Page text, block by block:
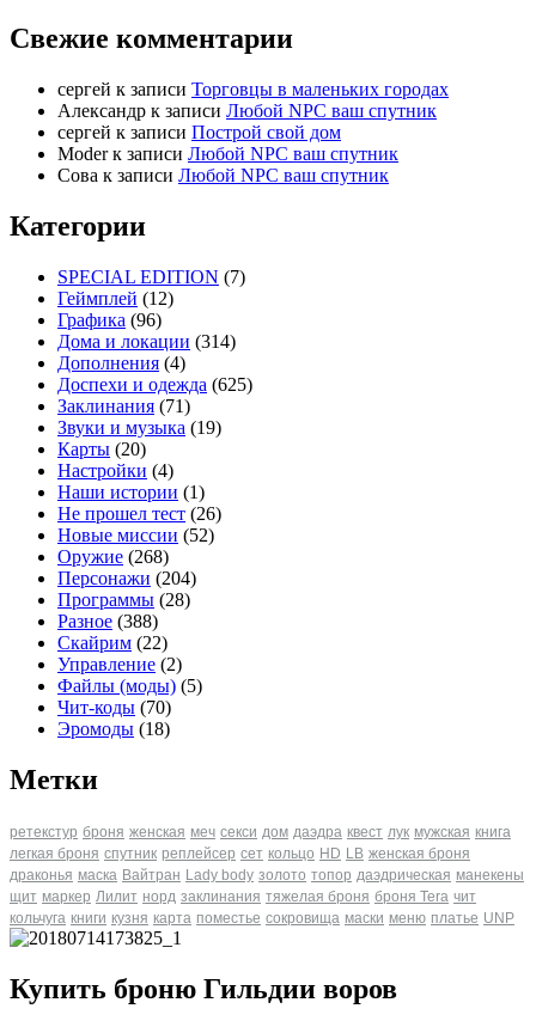
Свежие комментарии
cергей к записи Торговцы в маленьких городах
Александр к записи Любой NPC ваш спутник
cергей к записи Построй свой дом
Moderк записи Любой NPC ваш спутник
Сова к записи Любой NPC ваш спутник
Категории
SPECIAL EDITION (7)
Геймплей (12)
Графика (96)
Дома и локации (314)
Дополнения (4)
Доспехи и одежда (625)
Заклинания (71)
Звуки и музыка (19)
Карты (20)
Настройки (4)
Наши истории (1)
Не прошел тест (26)
Новые миссии (52)
Оружие (268)
Персонажи (204)
Программы (28)
Разное (388)
Скайрим (22)
Управление (2)
Файлы (моды) (5)
Чит-коды (70)
Эромоды (18)
Метки
ретекстур броня женская меч секси дом даэдра квест лук мужская книга
легкая броня спутник реплейсер сет кольцо HD LB женская броня
драконья маска Вайтран Lady body золото топор даэдрическая манекены
щит маркер Лилит норд заклинания тяжелая броня броня Tera чит
кольчуга книги кузня карта поместье сокровища маски меню платье UNP
Купить броню Гильдии воров